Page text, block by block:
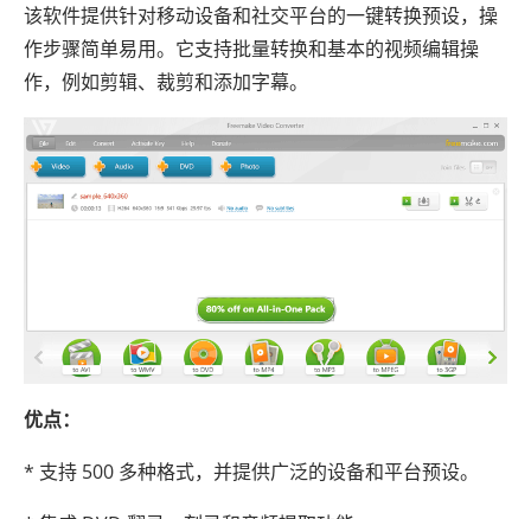
该软件提供针对移动设备和社交平台的一键转换预设，操
作步骤简单易用。它支持批量转换和基本的视频编辑操
作，例如剪辑、裁剪和添加字幕。
优点：
* 支持 500 多种格式，并提供广泛的设备和平台预设。